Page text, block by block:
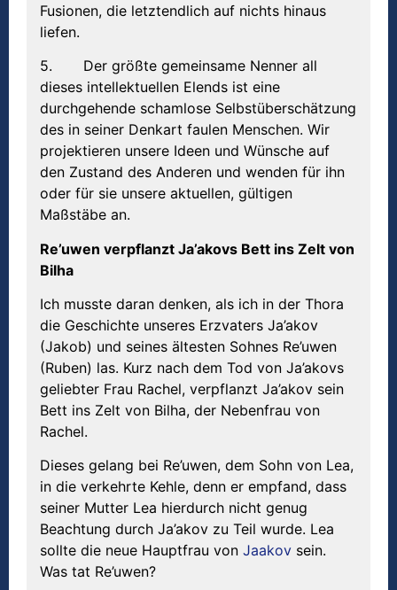
Fusionen, die letztendlich auf nichts hinaus
liefen.
5. Der größte gemeinsame Nenner all
dieses intellektuellen Elends ist eine
durchgehende schamlose Selbstüberschätzung
des in seiner Denkart faulen Menschen. Wir
projektieren unsere Ideen und Wünsche auf
den Zustand des Anderen und wenden für ihn
oder für sie unsere aktuellen, gültigen
Maßstäbe an.
Re’uwen verpflanzt Ja’akovs Bett ins Zelt von
Bilha
Ich musste daran denken, als ich in der Thora
die Geschichte unseres Erzvaters Ja’akov
(Jakob) und seines ältesten Sohnes Re’uwen
(Ruben) las. Kurz nach dem Tod von Ja’akovs
geliebter Frau Rachel, verpflanzt Ja’akov sein
Bett ins Zelt von Bilha, der Nebenfrau von
Rachel.
Dieses gelang bei Re’uwen, dem Sohn von Lea,
in die verkehrte Kehle, denn er empfand, dass
seiner Mutter Lea hierdurch nicht genug
Beachtung durch Ja’akov zu Teil wurde. Lea
sollte die neue Hauptfrau von Jaakov sein.
Was tat Re’uwen?